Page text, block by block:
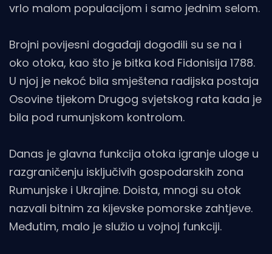
vrlo malom populacijom i samo jednim selom.
Brojni povijesni događaji dogodili su se na i
oko otoka, kao što je bitka kod Fidonisija 1788.
U njoj je nekoć bila smještena radijska postaja
Osovine tijekom Drugog svjetskog rata kada je
bila pod rumunjskom kontrolom.
Danas je glavna funkcija otoka igranje uloge u
razgraničenju isključivih gospodarskih zona
Rumunjske i Ukrajine. Doista, mnogi su otok
nazvali bitnim za kijevske pomorske zahtjeve.
Međutim, malo je služio u vojnoj funkciji.